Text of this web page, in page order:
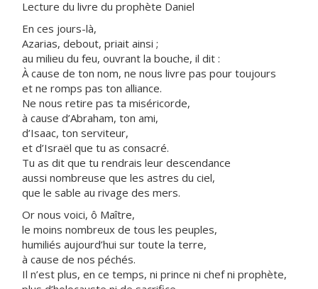
Lecture du livre du prophète Daniel
En ces jours-là,
Azarias, debout, priait ainsi ;
au milieu du feu, ouvrant la bouche, il dit :
À cause de ton nom, ne nous livre pas pour toujours
et ne romps pas ton alliance.
Ne nous retire pas ta miséricorde,
à cause d’Abraham, ton ami,
d’Isaac, ton serviteur,
et d’Israël que tu as consacré.
Tu as dit que tu rendrais leur descendance
aussi nombreuse que les astres du ciel,
que le sable au rivage des mers.
Or nous voici, ô Maître,
le moins nombreux de tous les peuples,
humiliés aujourd’hui sur toute la terre,
à cause de nos péchés.
Il n’est plus, en ce temps, ni prince ni chef ni prophète,